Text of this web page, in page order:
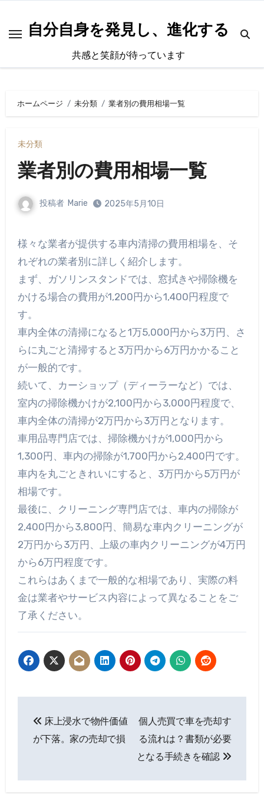
自分自身を発見し、進化する
共感と笑顔が待っています
ホームページ 未分類 業者別の費用相場一覧
未分類
業者別の費用相場一覧
投稿者 Marie 2025年5月10日
様々な業者が提供する車内清掃の費用相場を、そ
れぞれの業者別に詳しく紹介します。
まず、ガソリンスタンドでは、窓拭きや掃除機を
かける場合の費用が1,200円から1,400円程度で
す。
車内全体の清掃になると1万5,000円から3万円、さ
らに丸ごと清掃すると3万円から6万円かかること
が一般的です。
続いて、カーショップ（ディーラーなど）では、
室内の掃除機かけが2,100円から3,000円程度で、
車内全体の清掃が2万円から3万円となります。
車用品専門店では、掃除機かけが1,000円から
1,300円、車内の掃除が1,700円から2,400円です。
車内を丸ごときれいにすると、3万円から5万円が
相場です。
最後に、クリーニング専門店では、車内の掃除が
2,400円から3,800円、簡易な車内クリーニングが
2万円から3万円、上級の車内クリーニングが4万円
から6万円程度です。
これらはあくまで一般的な相場であり、実際の料
金は業者やサービス内容によって異なることをご
了承ください。
稿
ビ
床上浸水で物件価値
が下落。家の売却で損
個人売買で車を売却す
る流れは？書類が必要
となる手続きを確認